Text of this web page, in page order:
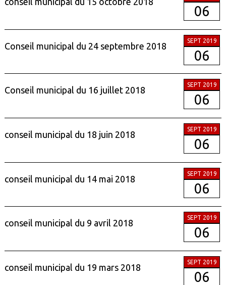
06
Conseil municipal du 24 septembre 2018
SEPT 2019
06
Conseil municipal du 16 juillet 2018
SEPT 2019
06
conseil municipal du 18 juin 2018
SEPT 2019
06
conseil municipal du 14 mai 2018
SEPT 2019
06
conseil municipal du 9 avril 2018
SEPT 2019
06
conseil municipal du 19 mars 2018
SEPT 2019
06